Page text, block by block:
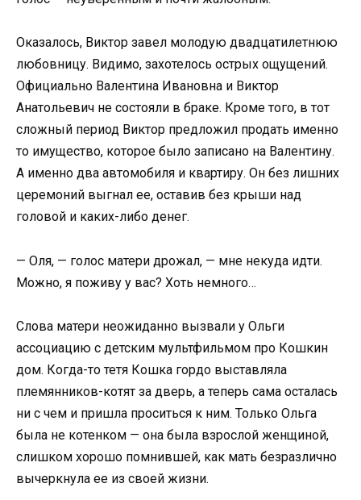
Оказалось, Виктор завел молодую двадцатилетнюю
любовницу. Видимо, захотелось острых ощущений.
Официально Валентина Ивановна и Виктор
Анатольевич не состояли в браке. Кроме того, в тот
сложный период Виктор предложил продать именно
то имущество, которое было записано на Валентину.
А именно два автомобиля и квартиру. Он без лишних
церемоний выгнал ее, оставив без крыши над
головой и каких-либо денег.
— Оля, — голос матери дрожал, — мне некуда идти.
Можно, я поживу у вас? Хоть немного…
Слова матери неожиданно вызвали у Ольги
ассоциацию с детским мультфильмом про Кошкин
дом. Когда-то тетя Кошка гордо выставляла
племянников-котят за дверь, а теперь сама осталась
ни с чем и пришла проситься к ним. Только Ольга
была не котенком — она была взрослой женщиной,
слишком хорошо помнившей, как мать безразлично
вычеркнула ее из своей жизни.